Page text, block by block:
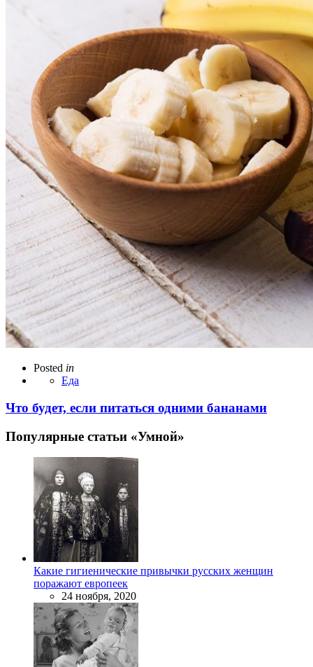
Posted in
Еда
Что будет, если питаться одними бананами
Популярные статьи «Умной»
Какие гигиенические привычки русских женщин
поражают европеек
24 ноября, 2020